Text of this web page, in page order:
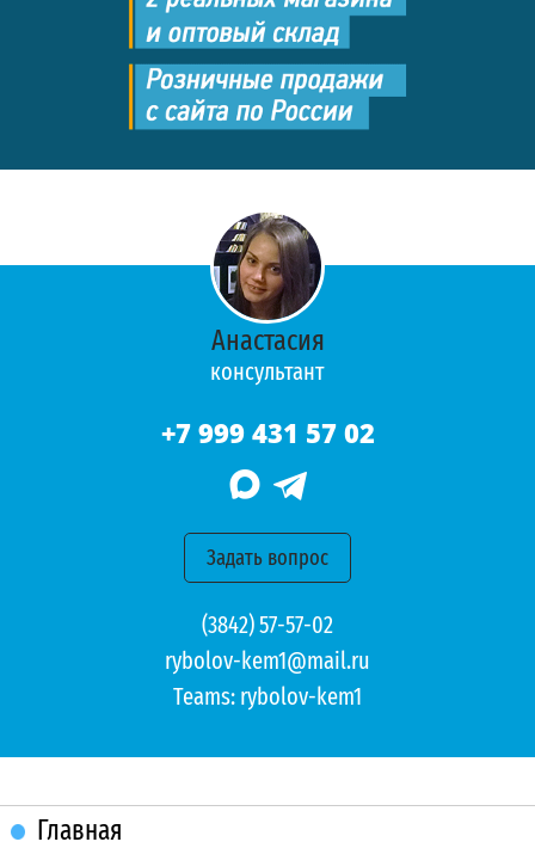
Анастасия
консультант
+7 999 431 57 02
Задать вопрос
(3842) 57-57-02
rybolov-kem1@mail.ru
Teams: rybolov-kem1
Главная